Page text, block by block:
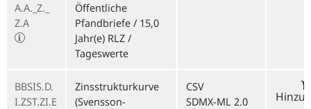
A.A._Z._
Z.A
Öffentliche
Pfandbriefe / 15,0
Jahr(e) RLZ /
Tageswerte
BBSIS.D.
I.ZST.ZI.E
Zinsstrukturkurve
(Svensson-
CSV
SDMX-ML 2.0